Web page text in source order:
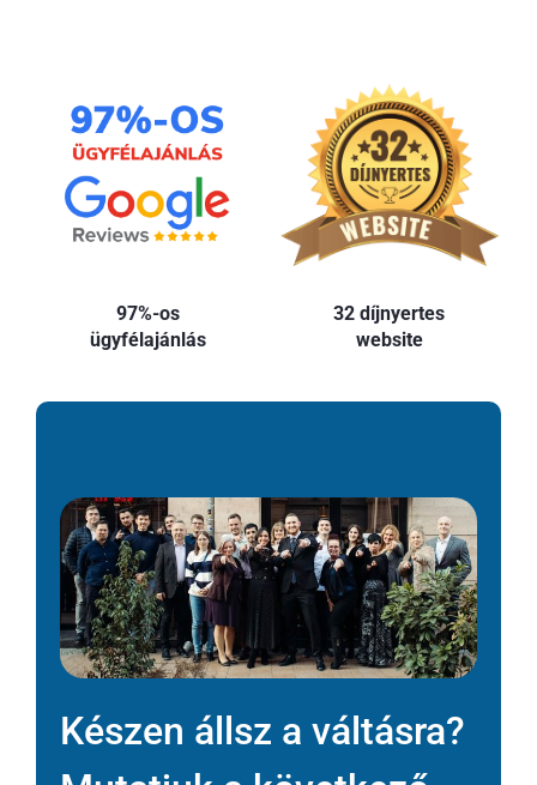
97%-os
ügyfélajánlás
32 díjnyertes
website
Készen állsz a váltásra?